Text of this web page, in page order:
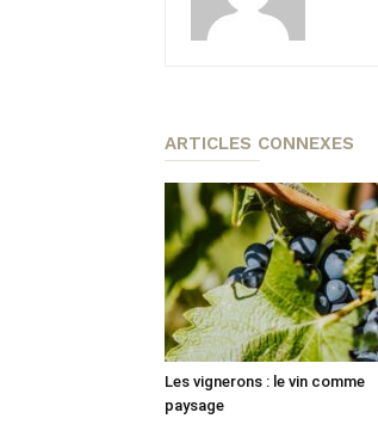
ARTICLES CONNEXES
Les vignerons : le vin comme
paysage